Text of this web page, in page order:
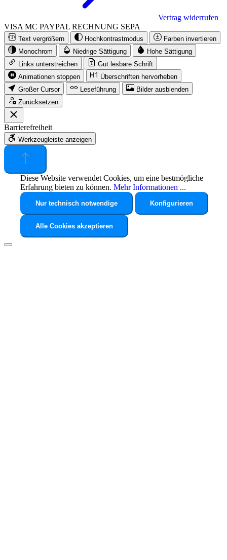
Vertrag widerrufen
VISA MC PAYPAL RECHNUNG SEPA
Text vergrößern Hochkontrastmodus
Farben invertieren
Monochrom
Niedrige Sättigung
Hohe Sättigung
Links unterstreichen
Gut lesbare Schrift
Animationen stoppen
Überschriften hervorheben
Großer Cursor
Leseführung
Bilder ausblenden
Zurücksetzen
Barrierefreiheit
Werkzeugleiste anzeigen
Diese Website verwendet Cookies, um eine bestmögliche
Erfahrung bieten zu können. Mehr Informationen ...
Nur technisch notwendige Konfigurieren
Alle Cookies akzeptieren